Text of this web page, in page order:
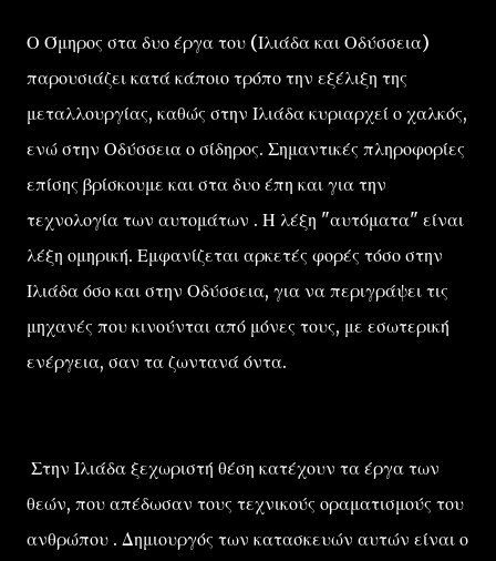
Ο Όμηρος στα δυο έργα του (Ιλιάδα και Οδύσσεια)
παρουσιάζει κατά κάποιο τρόπο την εξέλιξη της
μεταλλουργίας, καθώς στην Ιλιάδα κυριαρχεί ο χαλκός,
ενώ στην Οδύσσεια ο σίδηρος. Σημαντικές πληροφορίες
επίσης βρίσκουμε και στα δυο έπη και για την
τεχνολογία των αυτομάτων . Η λέξη "αυτόματα" είναι
λέξη ομηρική. Εμφανίζεται αρκετές φορές τόσο στην
Ιλιάδα όσο και στην Οδύσσεια, για να περιγράψει τις
μηχανές που κινούνται από μόνες τους, με εσωτερική
ενέργεια, σαν τα ζωντανά όντα.
Στην Ιλιάδα ξεχωριστή θέση κατέχουν τα έργα των
θεών, που απέδωσαν τους τεχνικούς οραματισμούς του
ανθρώπου . Δημιουργός των κατασκευών αυτών είναι ο